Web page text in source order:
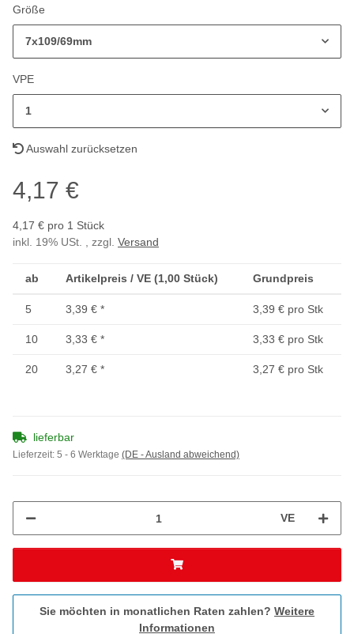
Größe
7x109/69mm
VPE
1
Auswahl zurücksetzen
4,17 €
4,17 € pro 1 Stück
inkl. 19% USt. , zzgl. Versand
ab Artikelpreis / VE (1,00 Stück) Grundpreis
5 3,39 € * 3,39 € pro Stk
10 3,33 € * 3,33 € pro Stk
20 3,27 € * 3,27 € pro Stk
lieferbar
Lieferzeit: 5 - 6 Werktage (DE - Ausland abweichend)
VE
Sie möchten in monatlichen Raten zahlen? Weitere
Informationen